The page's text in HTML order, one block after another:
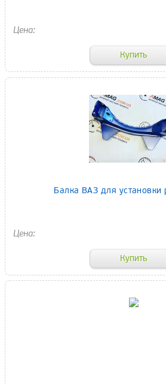
Балка ВАЗ для установки